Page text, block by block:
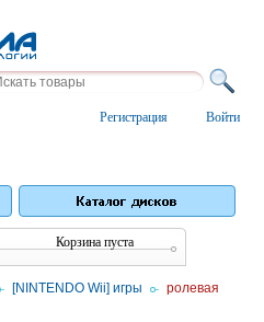
Войти
Регистрация
Корзина пуста
[NINTENDO Wii] игры /
ролевая